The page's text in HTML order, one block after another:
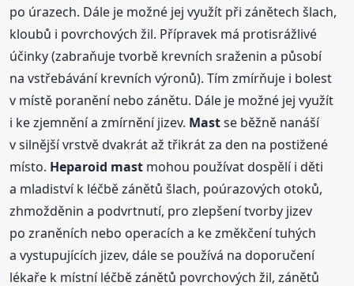
po úrazech. Dále je možné jej využít při zánětech šlach,
kloubů i povrchových žil. Přípravek má protisrážlivé
účinky (zabraňuje tvorbě krevních sraženin a působí
na vstřebávání krevních výronů). Tím zmírňuje i bolest
v místě poranění nebo zánětu. Dále je možné jej využít
i ke zjemnění a zmírnění jizev. Mastse běžně nanáší
v silnější vrstvě dvakrát až třikrát za den na postižené
místo. Heparoid mast mohou používat dospělí i děti
a mladiství k léčbě zánětů šlach, poúrazových otoků,
zhmožděnin a podvrtnutí, pro zlepšení tvorby jizev
po zraněních nebo operacích a ke změkčení tuhých
a vystupujících jizev, dále se používá na doporučení
lékaře k místní léčbě zánětů povrchových žil, zánětů